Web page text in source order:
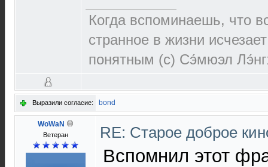
Когда вспоминаешь, что
странное в жизни
понятным (c) Сэ́мюэл
Выразили согласие: bond
WoWaN
Ветеран RE: Старое доброе
Вспомнил этот